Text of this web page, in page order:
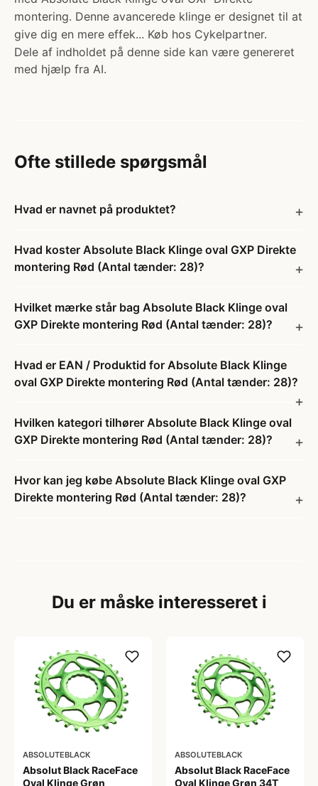
montering. Denne avancerede klinge er designet til at
give dig en mere effek... Køb hos Cykelpartner.
Dele af indholdet på denne side kan være genereret
med hjælp fra AI.
Ofte stillede spørgsmål
Hvad er navnet på produktet?
Hvad koster Absolute Black Klinge oval GXP Direkte
montering Rød (Antal tænder: 28)?
Hvilket mærke står bag Absolute Black Klinge oval
GXP Direkte montering Rød (Antal tænder: 28)?
Hvad er EAN / Produktid for Absolute Black Klinge
oval GXP Direkte montering Rød (Antal tænder: 28)?
Hvilken kategori tilhører Absolute Black Klinge oval
GXP Direkte montering Rød (Antal tænder: 28)?
Hvor kan jeg købe Absolute Black Klinge oval GXP
Direkte montering Rød (Antal tænder: 28)?
Du er måske interesseret i
ABSOLUTEBLACK
Absolut Black RaceFace
Oval Klinge Grøn
ABSOLUTEBLACK
Absolut Black RaceFace
Oval Klinge Grøn 34T